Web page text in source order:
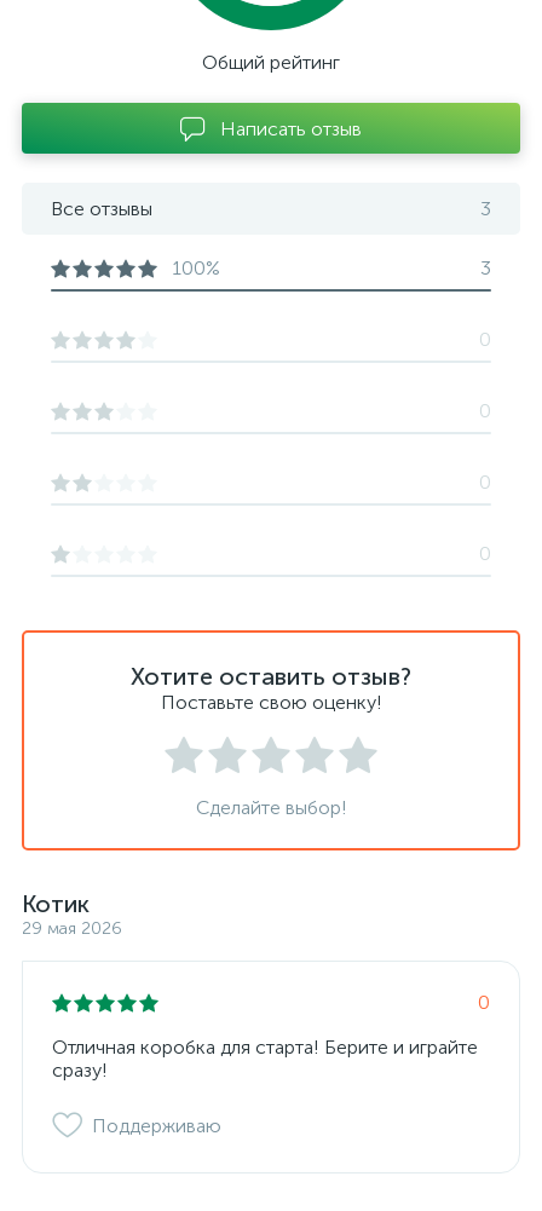
Хотите оставить отзыв?
Поставьте свою оценку!
Сделайте выбор!
Котик
29 мая 2026
0
Отличная коробка для старта! Берите и играйте
сразу!
Поддерживаю
Общий рейтинг
Написать отзыв
Все отзывы 3
100% 3
0
0
0
0